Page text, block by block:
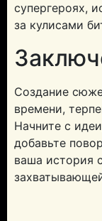
супергероях,
за кулисами
Создание
времени,
Начните с
добавьте
ваша история